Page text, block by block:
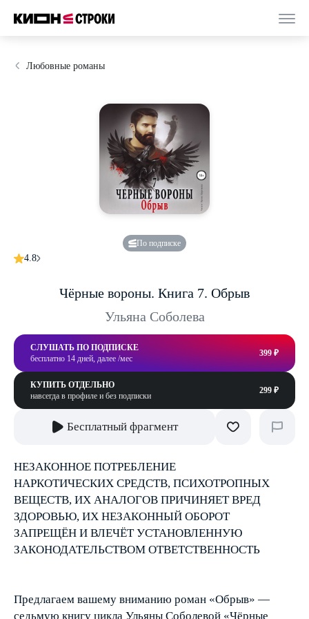
Любовные романы
По подписке
4.8
Чёрные вороны. Книга 7. Обрыв
Ульяна Соболева
СЛУШАТЬ ПО ПОДПИСКЕ
бесплатно 14 дней, далее /мес
399 ₽
КУПИТЬ ОТДЕЛЬНО
навсегда в профиле и без подписки
299 ₽
Бесплатный фрагмент
НЕЗАКОННОЕ ПОТРЕБЛЕНИЕ
НАРКОТИЧЕСКИХ СРЕДСТВ, ПСИХОТРОПНЫХ
ВЕЩЕСТВ, ИХ АНАЛОГОВ ПРИЧИНЯЕТ ВРЕД
ЗДОРОВЬЮ, ИХ НЕЗАКОННЫЙ ОБОРОТ
ЗАПРЕЩЁН И ВЛЕЧЁТ УСТАНОВЛЕННУЮ
ЗАКОНОДАТЕЛЬСТВОМ ОТВЕТСТВЕННОСТЬ
Предлагаем вашему вниманию роман «Обрыв» —
седьмую книгу цикла Ульяны Соболевой «Чёрные